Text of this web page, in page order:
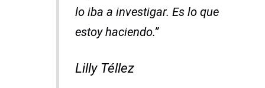
lo iba a investigar. Es lo que
estoy haciendo.”
Lilly Téllez